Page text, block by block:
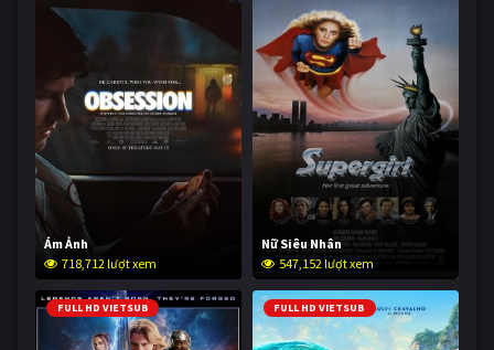
Ám Ảnh
718,712 lượt xem
Nữ Siêu Nhân
547,152 lượt xem
FULL HD VIETSUB FULL HD VIETSUB